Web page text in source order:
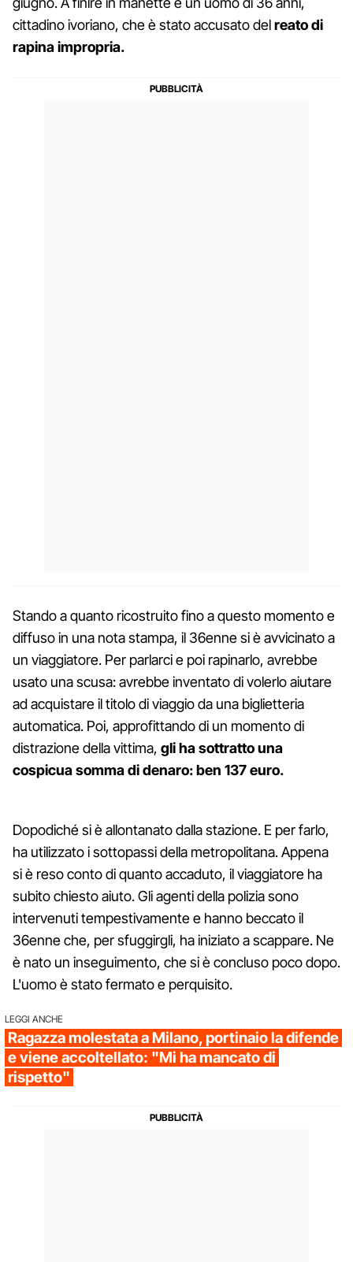
cittadino ivoriano, che è stato accusato delreato di
rapina impropria.
Stando a quanto ricostruito fino a questo momento e
diffuso in una nota stampa, il 36enne si è avvicinato a
un viaggiatore. Per parlarci e poi rapinarlo, avrebbe
usato una scusa: avrebbe inventato di volerlo aiutare
ad acquistare il titolo di viaggio da una biglietteria
automatica. Poi, approfittando di un momento di
distrazione della vittima, gli ha sottratto una
cospicua somma di denaro: ben 137 euro.
Dopodiché si è allontanato dalla stazione. E per farlo,
ha utilizzato i sottopassi della metropolitana. Appena
si è reso conto di quanto accaduto, il viaggiatore ha
subito chiesto aiuto. Gli agenti della polizia sono
intervenuti tempestivamente e hanno beccato il
36enne che, per sfuggirgli, ha iniziato a scappare. Ne
è nato un inseguimento, che si è concluso poco dopo.
L'uomo è stato fermato e perquisito.
LEGGI ANCHE
Ragazza molestata a Milano, portinaio la difende
e viene accoltellato: "Mi ha mancato di
rispetto"